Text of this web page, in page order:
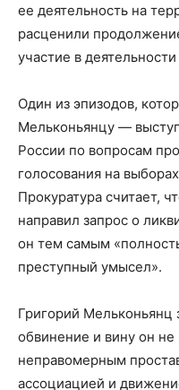
ее деятельность на
расценили
участие в
Один из эпизодов,
Мельконьянцу —
России по вопросам
голосования на
Прокуратура считает,
направил запрос о
он тем самым
преступный умысел».
Григорий Мельконьянц
обвинение и вину он не
неправомерным
ассоциацией и